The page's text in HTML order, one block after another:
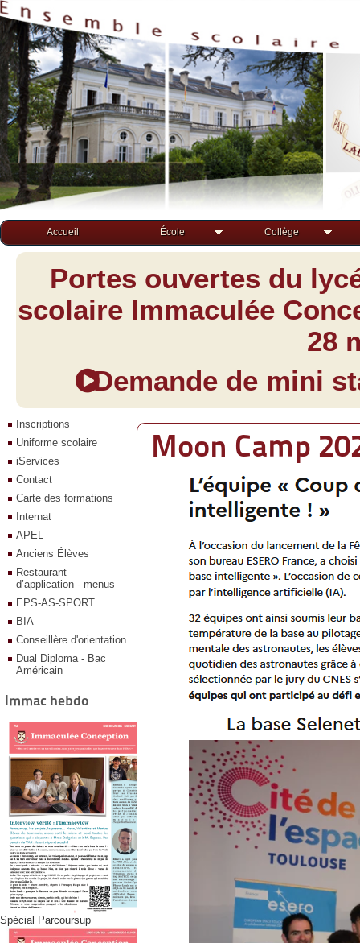
Accueil École Collège
Portes ouvertes du
scolaire Immaculée
28
Demande de mini
Inscriptions
Uniforme scolaire
iServices
Contact
Carte des formations
Internat
APEL
Anciens Élèves
Restaurant
d’application - menus
EPS-AS-SPORT
BIA
Conseillère d'orientation
Dual Diploma - Bac
Américain
Immac hebdo
Spécial Parcoursup
Moon Camp